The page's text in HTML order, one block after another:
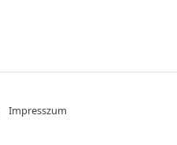
Impresszum